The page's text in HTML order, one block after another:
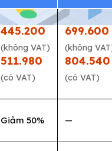
445.200
(không VAT)
511.980
(có VAT)
699.600
(không
804.540
(có VAT)
Giảm 50% —